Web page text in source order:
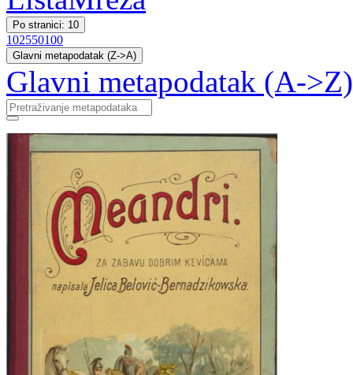
Po stranici: 10
102550100
Glavni metapodatak (Z->A)
Glavni metapodatak (A->Z)